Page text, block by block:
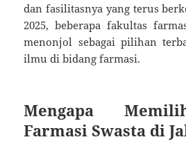
dan fasilitasnya yang terus
2025, beberapa fakultas
menonjol sebagai pilihan
ilmu di bidang farmasi.
Mengapa
Farmasi Swasta di